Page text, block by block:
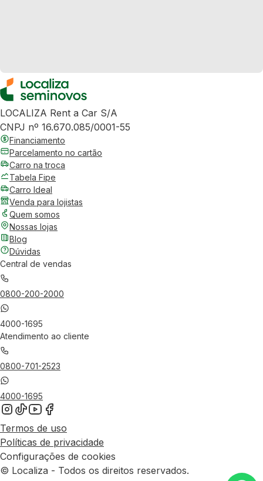
LOCALIZA Rent a Car S/A
CNPJ nº 16.670.085/0001-55
Financiamento
Parcelamento no cartão
Carro na troca
Tabela Fipe
Carro Ideal
Venda para lojistas
Quem somos
Nossas lojas
Blog
Dúvidas
Central de vendas
0800-200-2000
4000-1695
Atendimento ao cliente
0800-701-2523
4000-1695
Termos de uso
Políticas de privacidade
Configurações de cookies
© Localiza - Todos os direitos reservados.